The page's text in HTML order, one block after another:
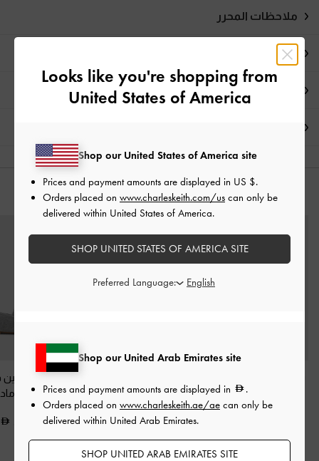
ملاحظات المحرر
تفاصيل المنتج وتعليمات العناية
العروض الحصرية
قد يعجبك آيضاً
رمادي
وفيونكة-رمادي
375.00
حذاء ماري
وينونا فِلت
350.00
Looks like you're shopping from
United States of America
Shop our United Arab Emirates site
Prices and payment amounts are displayed in
.
Orders placed on www.charleskeith.ae/ae can only be
delivered within United Arab Emirates.
SHOP UNITED ARAB EMIRATES SITE
Shop our United States of America site
Prices and payment amounts are displayed in US $.
Orders placed on www.charleskeith.com/us can only be
delivered within United States of America.
SHOP UNITED STATES OF AMERICA SITE
Preferred Language: